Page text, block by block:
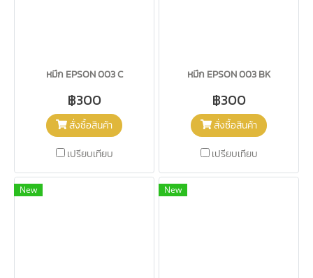
หมึก EPSON 003 C
฿300
สั่งซื้อสินค้า
เปรียบเทียบ
หมึก EPSON 003 BK
฿300
สั่งซื้อสินค้า
เปรียบเทียบ
New New